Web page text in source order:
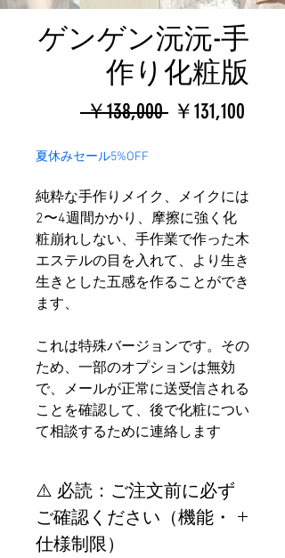
ゲンゲン沅沅-手
作り化粧版
￥138,000 通
格
￥131,100
価
格
夏休みセール5%OFF
純粋な手作りメイク、メイクには
2〜4週間かかり、摩擦に強く化
粧崩れしない、手作業で作った木
エステルの目を入れて、より生き
生きとした五感を作ることができ
ます、
これは特殊バージョンです。その
ため、一部のオプションは無効
で、メールが正常に送受信される
ことを確認して、後で化粧につい
て相談するために連絡します
⚠️ 必読：ご注文前に必ず
ご確認ください（機能・
仕様制限）